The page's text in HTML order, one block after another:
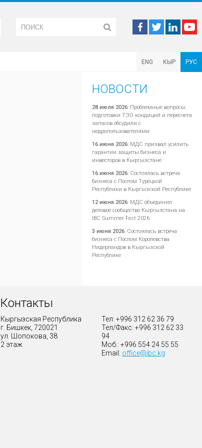
ENG КЫР РУС
НОВОСТИ
28 июля 2026: Проблемные вопросы
подготовки ТЭО кондиций и пересчета
запасов обсудили с
недропользователями
16 июня 2026: МДС призвал усилить
гарантии защиты бизнеса и
инвесторов в Кыргызстане
16 июня 2026: Состоялась встреча
бизнеса с Послом Турецкой
Республики в Кыргызской Республике
12 июня 2026: МДС объединил
деловое сообщество Кыргызстана на
IBC Summer Fest 2026
3 июня 2026: Состоялась встреча
бизнеса с Послом Королевства
Нидерландов в Кыргызской
Республике
Контакты
Кыргызская Республика
г. Бишкек, 720021
ул. Шопокова, 38
2 этаж
Тел: +996 312 62 36 79
Тел/Факс: +996 312 62 33
94
Моб.: +996 554 24 55 55
Email: office@ibc.kg